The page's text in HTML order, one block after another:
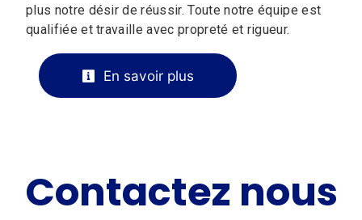
plus notre désir de réussir. Toute notre équipe est
qualifiée et travaille avec propreté et rigueur.
En savoir plus
Contactez nous